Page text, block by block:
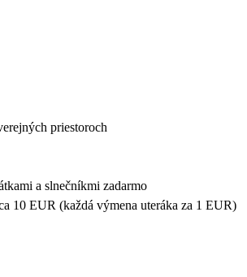
priestoroch
a slnečníkmi zadarmo
10 EUR (každá výmena uteráka za 1 EUR)